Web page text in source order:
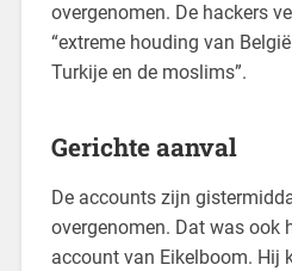
overgenomen. De hackers
“extreme houding van
Turkije en de moslims”.
Gerichte aanval
De accounts zijn
overgenomen. Dat was ook
account van Eikelboom. Hij